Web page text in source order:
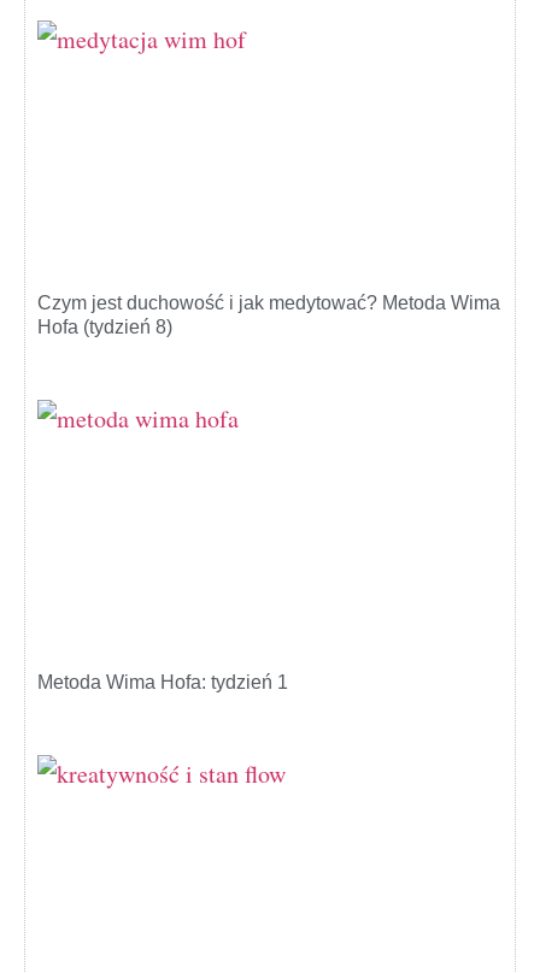
Czym jest duchowość i jak medytować? Metoda Wima
Hofa (tydzień 8)
Metoda Wima Hofa: tydzień 1